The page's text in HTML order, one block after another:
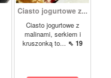
Ciasto jogurtowe z...
Ciasto jogurtowe z
malinami, serkiem i
kruszonką to... ⇖ 19